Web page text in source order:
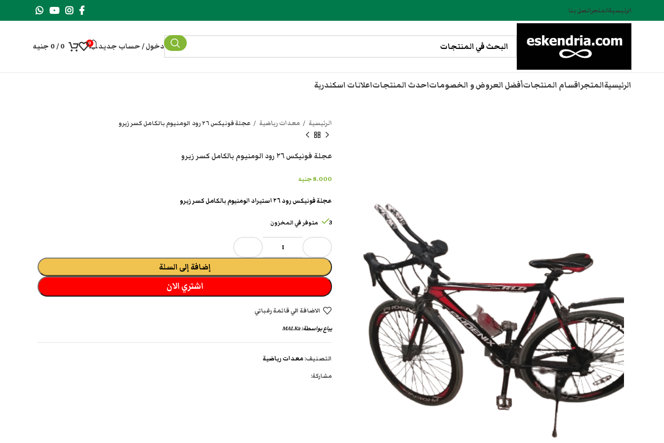
الرئيسيةالمتجراتصل بنا
دخول / حساب جديد 0
0
/
0 جنيه
الرئيسيةالمتجراقسام المنتجاتأفضل العروض و الخصوماتاحدث المنتجاتاعلانات اسكندرية
الرئيسية معدات رياضية عجلة فونيكس ٢٦ رود الومنيوم بالكامل كسر زيرو
عجلة فونيكس ٢٦ رود الومنيوم بالكامل كسر زيرو
8.000جنيه
عجلة فونيكس رود ٢٦ استيراد الومنيوم بالكامل كسر زيرو
3 متوفر في المخزون
إضافة إلى السلة
اشتري الان
الاضافة الي قائمة رغباتي
يباع بواسطة:MALKa
التصنيف:معدات رياضية
مشاركة: